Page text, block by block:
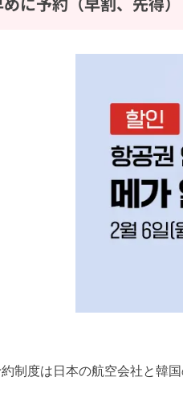
制度は日本の航空会社と韓